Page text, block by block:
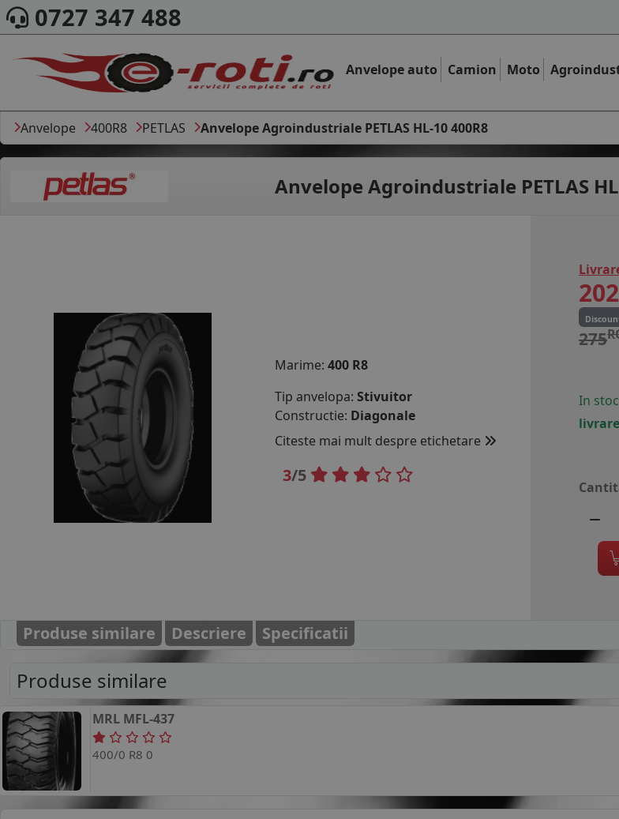
0727 347 488
Anvelope auto Camion Moto
Anvelope 400R8 PETLAS Anvelope Agroindustriale PETLAS HL-10 400R8
Anvelope Agroindustriale PETLAS
Marime: 400 R8
Tip anvelopa: Stivuitor
Constructie: Diagonale
Citeste mai mult despre etichetare
3/5
202
275
In
Produse similare Descriere Specificatii
Produse similare
MRL MFL-437
400/0 R8 0